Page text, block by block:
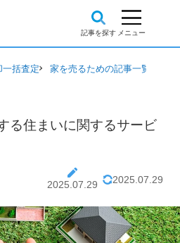
一括査定 家を売るための記事一覧
る住まいに関するサービ
2025.07.29 2025.07.29